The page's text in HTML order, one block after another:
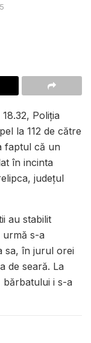
Poliția
la 112 de către
faptul că un
în incinta
județul
au stabilit
urmă s-a
sa, în jurul orei
de seară. La
bărbatului i s-a